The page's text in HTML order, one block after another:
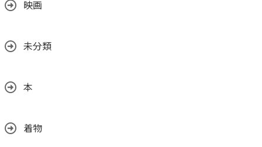
映画
未分類
本
着物